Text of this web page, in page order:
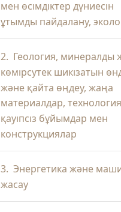
мен өсімдіктер дүниесін
ұтымды пайдалану,
2. Геология, минералды
көмірсутек шикізатын
және қайта өңдеу, жаңа
материалдар,
қауіпсіз бұйымдар мен
конструкциялар
3.Энергетика және
жасау